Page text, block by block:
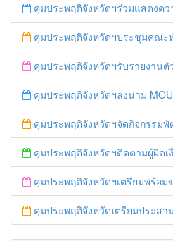
คุมประพฤติจังหวัดฯร่วมแสดงความยินดีในวั
คุมประพฤติจังหวัดฯประชุมคณะทำงาน ส
คุมประพฤติจังหวัดฯรับรายงานตัวผู้ได้รั
คุมประพฤติจังหวัดฯลงนาม MOU
คุมประพฤติจังหวัดฯจัดกิจกรรม
คุมประพฤติจังหวัดฯติดตามผู้ผิดเงื่อ
คุมประพฤติจังหวัดฯเตรียมพร้อม
คุมประพฤติจังหวัดเตรียมประสา